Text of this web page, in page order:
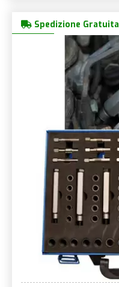
Spedizione Gratuita